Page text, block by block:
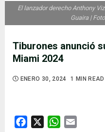
Tiburones anunció
Miami 2024
ENERO 30, 2024 1 MIN READ
El lanzador derecho Anthony
Guaira |
Facebook WhatsApp